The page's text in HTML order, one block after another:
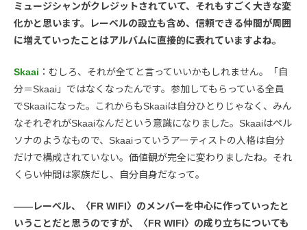
ミュージシャンがクレジットされていて、それもすごく大きな変
化かと思います。レーベルの設立も含め、信頼できる仲間が周囲
に増えていったことはアルバムに直接的に表れていますよね。
Skaai ：むしろ、それが全てと言っていいかもしれません。「自
分＝Skaai」ではなくなったんです。参加してもらっている全員
でSkaaiになった。これからもSkaaiは自分ひとりじゃなく、みん
なそれぞれがSkaaiなんだという意識になりました。Skaaiはペル
ソナのようなもので、Skaaiっていうアーティストの人格は自分
だけで構成されていない。価値観が完全に変わりましたね。それ
くらい仲間は家族だし、自分自身だなって。
――レーベル、〈FR WIFI〉のメンバーを中心に作っていったと
いうことだと思うのですが、〈FR WIFI〉の成り立ちについても